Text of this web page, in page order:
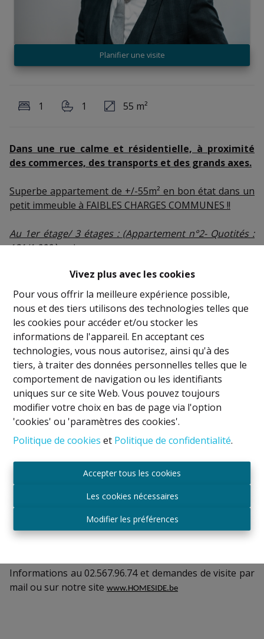
Vivez plus avec les cookies
Pour vous offrir la meilleure expérience possible,
nous et des tiers utilisons des technologies telles que
les cookies pour accéder et/ou stocker les
informations de l'appareil. En acceptant ces
technologies, vous nous autorisez, ainsi qu'à des
tiers, à traiter des données personnelles telles que le
comportement de navigation ou les identifiants
uniques sur ce site Web. Vous pouvez toujours
modifier votre choix en bas de page via l'option
'cookies' ou 'paramètres des cookies'.
Politique de cookies et Politique de confidentialité.
Accepter tous les cookies
Les cookies nécessaires
Modifier les préférences
Planifier une visite
1 1 55 m²
Dans une rue calme et résidentielle, à proximité
des commerces, des transports et des grands axes.
Superbe appartement de +/-55m² en bon état dans un
petit immeuble à FAIBLES CHARGES COMMUNES !!
Au 1er étage/ 3 étages : (Appartement n°2- Quotités :
181/1.000ème)
très lumineux séjour (+/-25m²) attenant à une cuisine
équipée (four, taques, frigo/congélateur, évier,
placards), une belle chambre (+/-17m²).
A l’entresol : Non relié à l’appartement (il se trouve à
l’entresol inférieur accessible via l’escalier des
communs)
Une belle salle de bains avec WC.
Au sous-sol :
Une cave (à aménager/réaliser)
Parlophonie,
Double vitrage PVC partout,
Chaudière au gaz à condensation,
Charges : +/-30€/mois (Électricité des communs,
assurance collective)
Informations au 02.567.96.74 et demandes de visite par
mail ou sur notre site www.HOMESIDE.be